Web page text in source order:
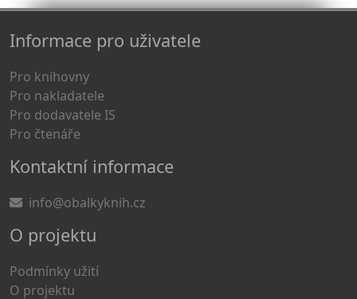
Informace pro uživatele
Pro knihovny
Pro nakladatele
Pro dodavatele IS
Pro čtenáře
Kontaktní informace
info@obalkyknih.cz
O projektu
Podmínky užití
O projektu